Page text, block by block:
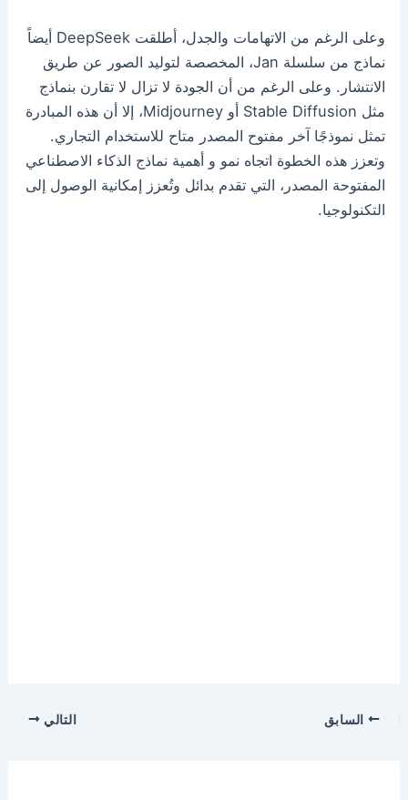
وعلى الرغم من الاتهامات والجدل، أطلقت DeepSeek أيضاً
نماذج من سلسلة Jan، المخصصة لتوليد الصور عن طريق
الانتشار. وعلى الرغم من أن الجودة لا تزال لا تقارن بنماذج
مثل Stable Diffusion أو Midjourney، إلا أن هذه المبادرة
تمثل نموذجًا آخر مفتوح المصدر متاح للاستخدام التجاري.
وتعزز هذه الخطوة اتجاه نمو و أهمية نماذج الذكاء الاصطناعي
المفتوحة المصدر، التي تقدم بدائل وتُعزز إمكانية الوصول إلى
التكنولوجيا.
Post السابق التالي